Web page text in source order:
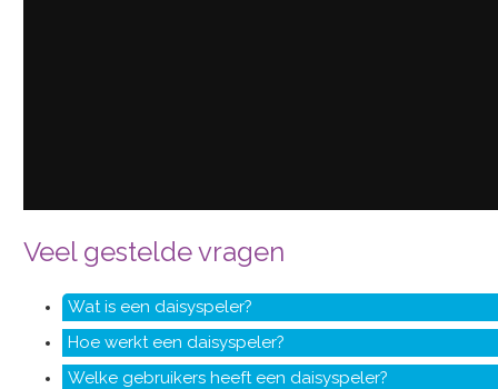
Veel gestelde vragen
Wat is een daisyspeler?
Hoe werkt een daisyspeler?
Welke gebruikers heeft een daisyspeler?